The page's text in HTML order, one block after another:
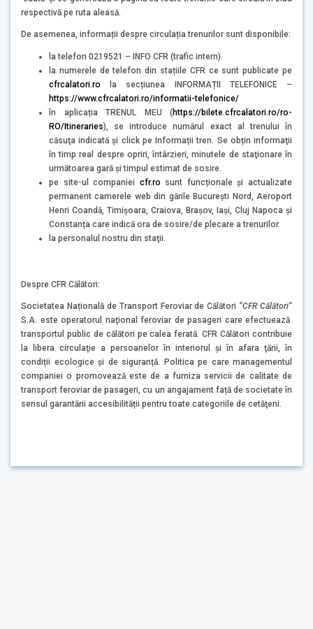
respectivă pe ruta aleasă.
De asemenea, informații despre circulația trenurilor sunt disponibile:
la telefon 0219521 – INFO CFR (trafic intern).
la numerele de telefon din stațiile CFR ce sunt publicate pe
cfrcalatori.ro la secțiunea INFORMAȚII TELEFONICE –
https://www.cfrcalatori.ro/informatii-telefonice/
în aplicația TRENUL MEU (https://bilete.cfrcalatori.ro/ro-
RO/Itineraries), se introduce numărul exact al trenului în
căsuţa indicată şi click pe Informații tren. Se obțin informaţii
în timp real despre opriri, întârzieri, minutele de staţionare în
următoarea gară şi timpul estimat de sosire.
pe site-ul companiei cfr.ro sunt funcționale și actualizate
permanent camerele web din gările București Nord, Aeroport
Henri Coandă, Timișoara, Craiova, Brașov, Iași, Cluj Napoca și
Constanța care indică ora de sosire/de plecare a trenurilor.
la personalul nostru din staţii.
Despre CFR Călători:
Societatea Națională de Transport Feroviar de Călători “CFR Călători”
S.A. este operatorul naţional feroviar de pasageri care efectuează
transportul public de călători pe calea ferată. CFR Călători contribuie
la libera circulaţie a persoanelor în interiorul şi în afara ţării, în
condiții ecologice și de siguranță. Politica pe care managementul
companiei o promovează este de a furniza servicii de calitate de
transport feroviar de pasageri, cu un angajament față de societate în
sensul garantării accesibilității pentru toate categoriile de cetăţeni.